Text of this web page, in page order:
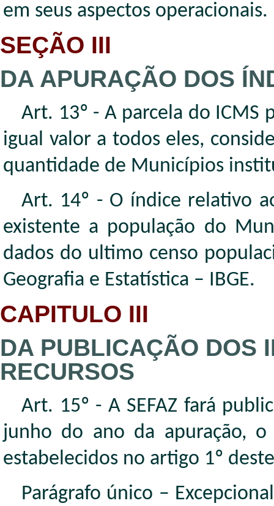
em seus aspectos operacionais.
SEÇÃO III
DA APURAÇÃO DOS
Art. 13º - A parcela do ICMS
igual valor a todos eles,
quantidade de Municípios
Art. 14º - O índice relativo
existente a população do
dados do ultimo censo
Geografia e Estatística – IBGE.
CAPITULO III
DA PUBLICAÇÃO DOS
RECURSOS
Art. 15º - A SEFAZ fará
junho do ano da apuração,
estabelecidos no artigo 1º
Parágrafo único –